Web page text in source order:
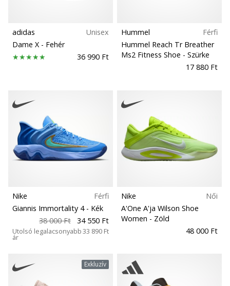
adidas
Unisex
Dame X - Fehér
36 990 Ft
Hummel
Férfi
Hummel Reach Tr Breather
Ms2 Fitness Shoe - Szürke
17 880 Ft
Nike
Férfi
Giannis Immortality 4 - Kék
38 000 Ft
34 550 Ft
Utolsó legalacsonyabb
ár
33 890 Ft
Nike
Női
A'One A'ja Wilson Shoe
Women - Zöld
48 000 Ft
Exkluzív